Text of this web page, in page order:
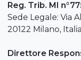
Reg. Trib. MI
Sede Legale: Via
20122 Milano, Italia
Direttore